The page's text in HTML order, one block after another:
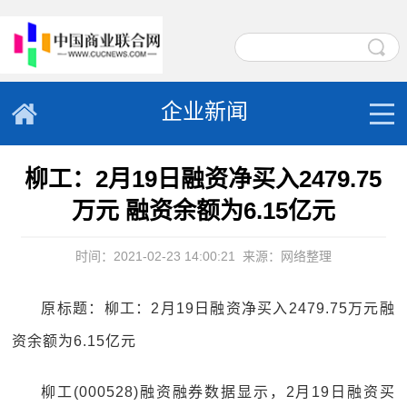
企业新闻
柳工：2月19日融资净买入2479.75
万元 融资余额为6.15亿元
时间：2021-02-23 14:00:21 来源：网络整理
原标题：柳工：2月19日融资净买入2479.75万元融
资余额为6.15亿元
柳工(000528)融资融券数据显示，2月19日融资买